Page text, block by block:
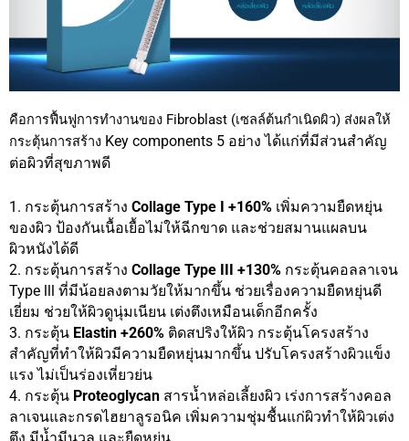
คือการฟื้นฟูการทำงานของ Fibroblast (เซลล์ต้นกำเนิดผิว) ส่งผลให้
กระตุ้นการสร้าง Key components 5 อย่าง ได้แก่ที่มีส่วนสำคัญ
ต่อผิวที่สุขภาพดี
1. กระตุ้นการสร้าง Collage Type I +160% เพิ่มความยืดหยุ่น
ของผิว ป้องกันเนื้อเยื้อไม่ให้ฉีกขาด และช่วยสมานแผลบน
ผิวหนังได้ดี
2. กระตุ้นการสร้าง Collage Type III +130% กระตุ้นคอลลาเจน
Type lll ที่มีน้อยลงตามวัยให้มากขึ้น ช่วยเรื่องความยืดหยุ่นดี
เยี่ยม ช่วยให้ผิวดูนุ่มเนียน เต่งตึงเหมือนเด็กอีกครั้ง
3. กระตุ้น Elastin +260% ติดสปริงให้ผิว กระตุ้นโครงสร้าง
สำคัญที่ทำให้ผิวมีความยืดหยุ่นมากขึ้น ปรับโครงสร้างผิวแข็ง
แรง ไม่เป็นร่องเหี่ยวย่น
4. กระตุ้น Proteoglycan สารน้ำหล่อเลี้ยงผิว เร่งการสร้างคอล
ลาเจนและกรดไฮยาลูรอนิค เพิ่มความชุ่มชื้นแก่ผิวทำให้ผิวเต่ง
ตึง มีน้ำมีนวล และยืดหยุ่น